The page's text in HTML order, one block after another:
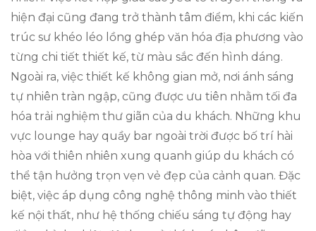
hiện đại cũng đang trở thành tâm điểm, khi các kiến
trúc sư khéo léo lồng ghép văn hóa địa phương vào
từng chi tiết thiết kế, từ màu sắc đến hình dáng.
Ngoài ra, việc thiết kế không gian mở, nơi ánh sáng
tự nhiên tràn ngập, cũng được ưu tiên nhằm tối đa
hóa trải nghiệm thư giãn của du khách. Những khu
vực lounge hay quầy bar ngoài trời được bố trí hài
hòa với thiên nhiên xung quanh giúp du khách có
thể tận hưởng trọn vẹn vẻ đẹp của cảnh quan. Đặc
biệt, việc áp dụng công nghệ thông minh vào thiết
kế nội thất, như hệ thống chiếu sáng tự động hay